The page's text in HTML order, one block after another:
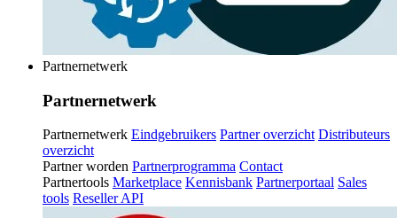
Partnernetwerk
Partnernetwerk
Partnernetwerk Eindgebruikers Partner overzicht Distributeurs
overzicht
Partner worden Partnerprogramma Contact
Partnertools Marketplace Kennisbank Partnerportaal Sales
tools Reseller API